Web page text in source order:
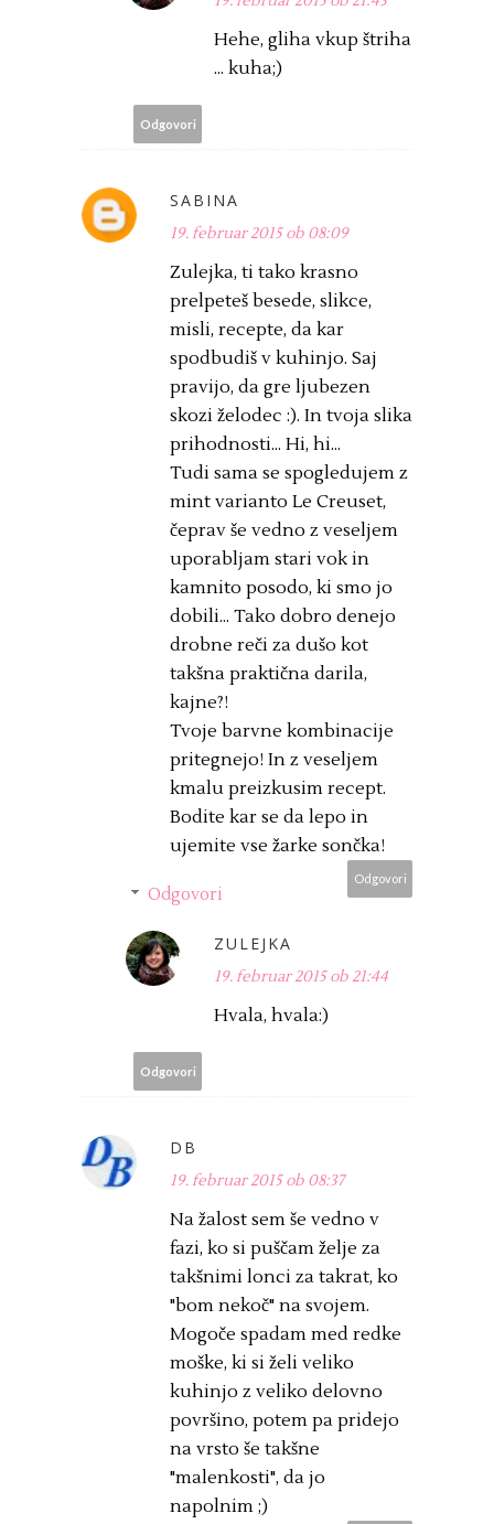
Hehe, gliha vkup štriha
... kuha;)
Odgovori
SABINA
19. februar 2015 ob 08:09
Zulejka, ti tako krasno
prelpeteš besede, slikce,
misli, recepte, da kar
spodbudiš v kuhinjo. Saj
pravijo, da gre ljubezen
skozi želodec :). In tvoja slika
prihodnosti... Hi, hi...
Tudi sama se spogledujem z
mint varianto Le Creuset,
čeprav še vedno z veseljem
uporabljam stari vok in
kamnito posodo, ki smo jo
dobili... Tako dobro denejo
drobne reči za dušo kot
takšna praktična darila,
kajne?!
Tvoje barvne kombinacije
pritegnejo! In z veseljem
kmalu preizkusim recept.
Bodite kar se da lepo in
ujemite vse žarke sončka!
Odgovori
Odgovori
ZULEJKA
19. februar 2015 ob 21:44
Hvala, hvala:)
Odgovori
DB
19. februar 2015 ob 08:37
Na žalost sem še vedno v
fazi, ko si puščam želje za
takšnimi lonci za takrat, ko
"bom nekoč" na svojem.
Mogoče spadam med redke
moške, ki si želi veliko
kuhinjo z veliko delovno
površino, potem pa pridejo
na vrsto še takšne
"malenkosti", da jo
napolnim ;)